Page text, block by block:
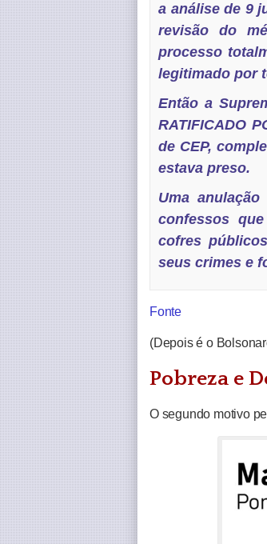
a análise de 9
revisão do
processo
legitimado por
Então a
RATIFICADO
de CEP,
estava preso.
Uma
confessos
cofres
seus crimes e
Fonte
(Depois é o
Pobreza e
O segundo motivo